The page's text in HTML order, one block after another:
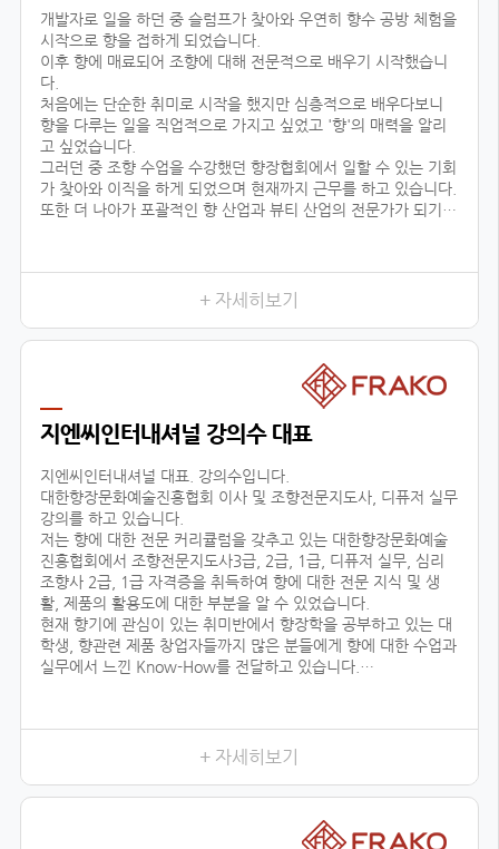
개발자로 일을 하던 중 슬럼프가 찾아와 우연히 향수 공방 체험을
시작으로 향을 접하게 되었습니다.
이후 향에 매료되어 조향에 대해 전문적으로 배우기 시작했습니
다.
처음에는 단순한 취미로 시작을 했지만 심층적으로 배우다보니
향을 다루는 일을 직업적으로 가지고 싶었고 '향'의 매력을 알리
고 싶었습니다.
그러던 중 조향 수업을 수강했던 향장협회에서 일할 수 있는 기회
가 찾아와 이직을 하게 되었으며 현재까지 근무를 하고 있습니다.
또한 더 나아가 포괄적인 향 산업과 뷰티 산업의 전문가가 되기
시작한다며 우려했지만
+ 자세히보기
지엔씨인터내셔널 강의수 대표
지엔씨인터내셔널 대표. 강의수입니다.
대한향장문화예술진흥협회 이사 및 조향전문지도사, 디퓨저 실무
강의를 하고 있습니다.
저는 향에 대한 전문 커리큘럼을 갖추고 있는 대한향장문화예술
진흥협회에서 조향전문지도사3급, 2급, 1급, 디퓨저 실무, 심리
조향사 2급, 1급 자격증을 취득하여 향에 대한 전문 지식 및 생
활, 제품의 활용도에 대한 부분을 알 수 있었습니다.
현재 향기에 관심이 있는 취미반에서 향장학을 공부하고 있는 대
학생, 향관련 제품 창업자들까지 많은 분들에게 향에 대한 수업과
실무에서 느낀 Know-How를 전달하고 있습니다.
등을 생산, 판매, 수출하고 있으며, 타 브랜드 제품 기획, 컨설팅
+ 자세히보기